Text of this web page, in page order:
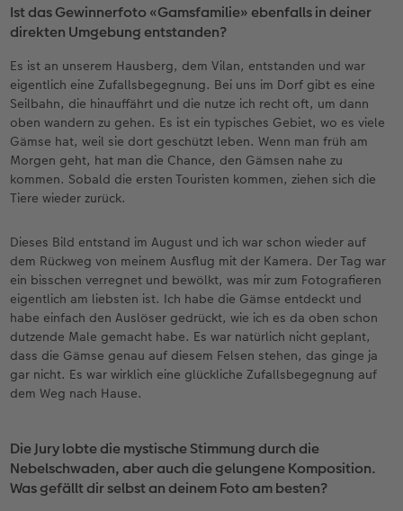
Ist das Gewinnerfoto «Gamsfamilie» ebenfalls in deiner
direkten Umgebung entstanden?
Es ist an unserem Hausberg, dem Vilan, entstanden und war
eigentlich eine Zufallsbegegnung. Bei uns im Dorf gibt es eine
Seilbahn, die hinauffährt und die nutze ich recht oft, um dann
oben wandern zu gehen. Es ist ein typisches Gebiet, wo es viele
Gämse hat, weil sie dort geschützt leben. Wenn man früh am
Morgen geht, hat man die Chance, den Gämsen nahe zu
kommen. Sobald die ersten Touristen kommen, ziehen sich die
Tiere wieder zurück.
Dieses Bild entstand im August und ich war schon wieder auf
dem Rückweg von meinem Ausflug mit der Kamera. Der Tag war
ein bisschen verregnet und bewölkt, was mir zum Fotografieren
eigentlich am liebsten ist. Ich habe die Gämse entdeckt und
habe einfach den Auslöser gedrückt, wie ich es da oben schon
dutzende Male gemacht habe. Es war natürlich nicht geplant,
dass die Gämse genau auf diesem Felsen stehen, das ginge ja
gar nicht. Es war wirklich eine glückliche Zufallsbegegnung auf
dem Weg nach Hause.
Die Jury lobte die mystische Stimmung durch die
Nebelschwaden, aber auch die gelungene Komposition.
Was gefällt dir selbst an deinem Foto am besten?